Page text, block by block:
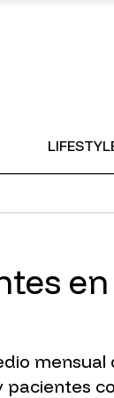
en
mensual
pacientes